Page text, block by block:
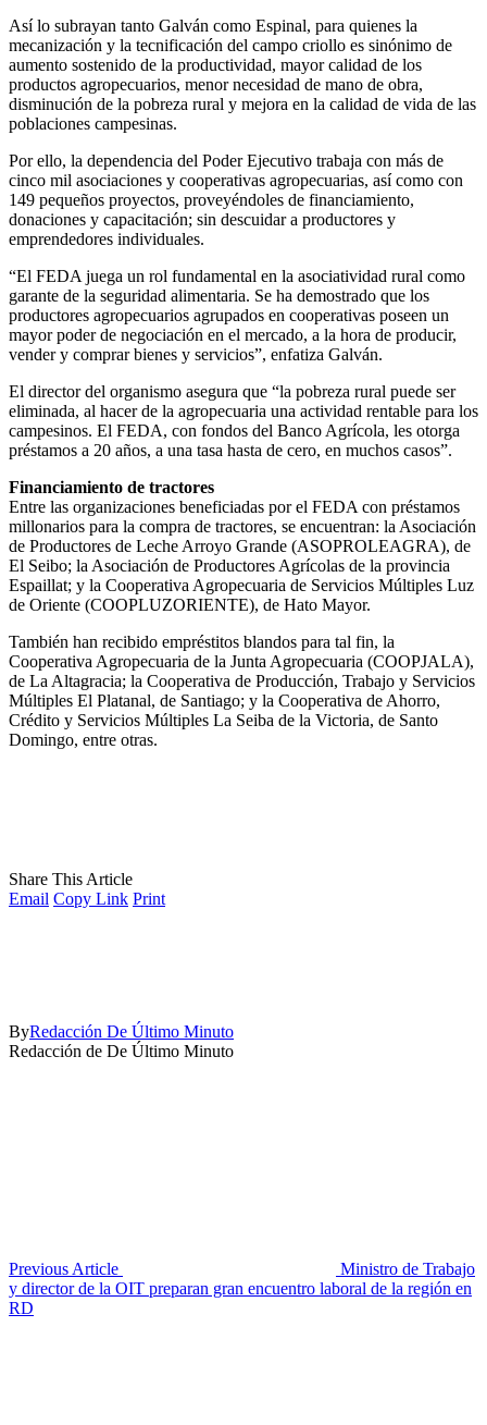
Así lo subrayan tanto Galván como Espinal, para quienes la
mecanización y la tecnificación del campo criollo es sinónimo de
aumento sostenido de la productividad, mayor calidad de los
productos agropecuarios, menor necesidad de mano de obra,
disminución de la pobreza rural y mejora en la calidad de vida de las
poblaciones campesinas.
Por ello, la dependencia del Poder Ejecutivo trabaja con más de
cinco mil asociaciones y cooperativas agropecuarias, así como con
149 pequeños proyectos, proveyéndoles de financiamiento,
donaciones y capacitación; sin descuidar a productores y
emprendedores individuales.
“El FEDA juega un rol fundamental en la asociatividad rural como
garante de la seguridad alimentaria. Se ha demostrado que los
productores agropecuarios agrupados en cooperativas poseen un
mayor poder de negociación en el mercado, a la hora de producir,
vender y comprar bienes y servicios”, enfatiza Galván.
El director del organismo asegura que “la pobreza rural puede ser
eliminada, al hacer de la agropecuaria una actividad rentable para los
campesinos. El FEDA, con fondos del Banco Agrícola, les otorga
préstamos a 20 años, a una tasa hasta de cero, en muchos casos”.
Financiamiento de tractores
Entre las organizaciones beneficiadas por el FEDA con préstamos
millonarios para la compra de tractores, se encuentran: la Asociación
de Productores de Leche Arroyo Grande (ASOPROLEAGRA), de
El Seibo; la Asociación de Productores Agrícolas de la provincia
Espaillat; y la Cooperativa Agropecuaria de Servicios Múltiples Luz
de Oriente (COOPLUZORIENTE), de Hato Mayor.
También han recibido empréstitos blandos para tal fin, la
Cooperativa Agropecuaria de la Junta Agropecuaria (COOPJALA),
de La Altagracia; la Cooperativa de Producción, Trabajo y Servicios
Múltiples El Platanal, de Santiago; y la Cooperativa de Ahorro,
Crédito y Servicios Múltiples La Seiba de la Victoria, de Santo
Domingo, entre otras.
Share This Article
Email Copy Link Print
ByRedacción De Último Minuto
Redacción de De Último Minuto
Previous Article
Ministro de Trabajo
y director de la OIT preparan gran encuentro laboral de la región en
RD